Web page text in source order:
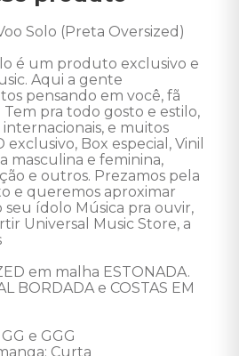
Solo (Preta Oversized)
é um produto exclusivo e
Aqui a gente
pensando em você, fã
Tem pra todo gosto e estilo,
internacionais, e muitos
Box especial, Vinil
masculina e feminina,
e outros. Prezamos pela
e queremos aproximar
seu ídolo Música pra ouvir,
Universal Music Store, a
em malha ESTONADA.
BORDADA e COSTAS EM
e GGG
Curta